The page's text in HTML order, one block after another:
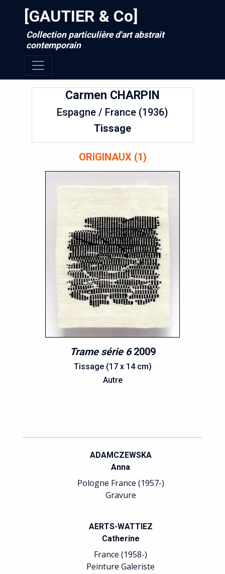
[GAUTIER & Co]
Collection particulière d'art abstrait
contemporain
Carmen CHARPIN
Espagne / France (1936)
Tissage
ORIGINAUX (1)
Trame série 62009
Tissage (17 x 14 cm)
Autre
ADAMCZEWSKA
Anna
Pologne France (1957-)
Gravure
AERTS-WATTIEZ
Catherine
France (1958-)
Peinture Galeriste